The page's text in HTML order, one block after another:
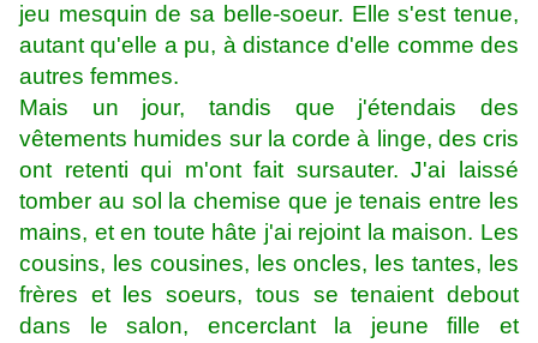
jeu mesquin de sa belle-soeur. Elle s'est tenue,
autant qu'elle a pu, à distance d'elle comme des
autres femmes.
Mais un jour, tandis que j'étendais des
vêtements humides sur la corde à linge, des cris
ont retenti qui m'ont fait sursauter. J'ai laissé
tomber au sol la chemise que je tenais entre les
mains, et en toute hâte j'ai rejoint la maison. Les
cousins, les cousines, les oncles, les tantes, les
frères et les soeurs, tous se tenaient debout
dans le salon, encerclant la jeune fille et